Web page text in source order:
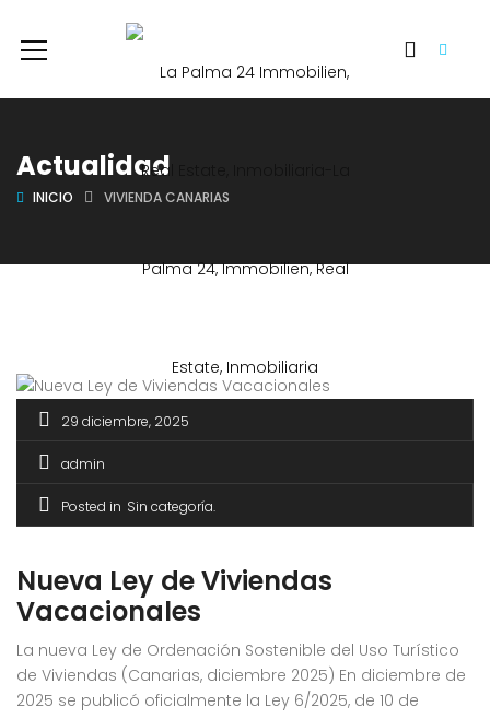
Actualidad
INICIO VIVIENDA CANARIAS
29 diciembre, 2025
admin
Posted in Sin categoría
Nueva Ley de Viviendas
Vacacionales
La nueva Ley de Ordenación Sostenible del Uso Turístico
de Viviendas (Canarias, diciembre 2025) En diciembre de
2025 se publicó oficialmente la Ley 6/2025, de 10 de